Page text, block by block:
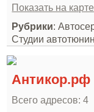
Показать на карте
Рубрики:
Студии
Антикор.рф
Всего адресов: 4